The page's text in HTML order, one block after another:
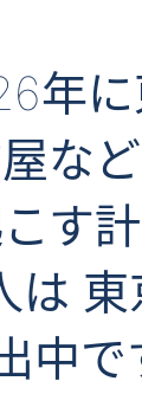
年
な
計
は 東
中で